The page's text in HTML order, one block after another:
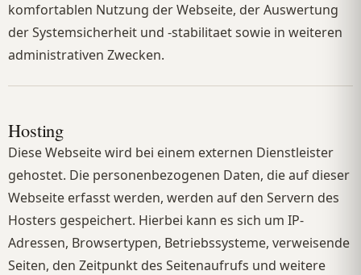
komfortablen Nutzung der Webseite, der Auswertung
der Systemsicherheit und -stabilitaet sowie in weiteren
administrativen Zwecken.
Hosting
Diese Webseite wird bei einem externen Dienstleister
gehostet. Die personenbezogenen Daten, die auf dieser
Webseite erfasst werden, werden auf den Servern des
Hosters gespeichert. Hierbei kann es sich um IP-
Adressen, Browsertypen, Betriebssysteme, verweisende
Seiten, den Zeitpunkt des Seitenaufrufs und weitere